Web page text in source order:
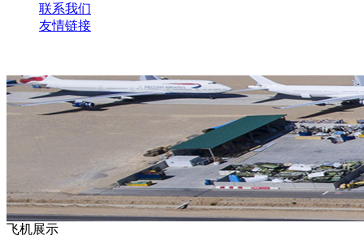
联系我们
友情链接
飞机展示